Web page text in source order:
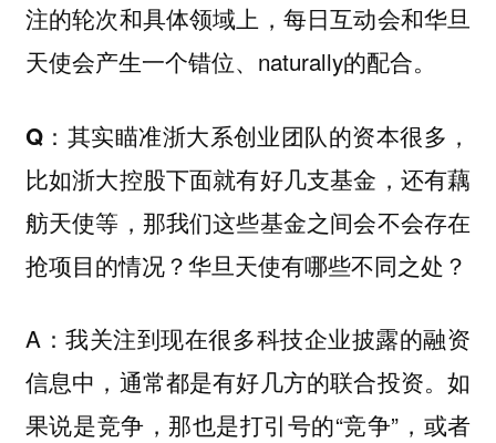
注的轮次和具体领域上，每日互动会和华旦
天使会产生一个错位、naturally的配合。
Q：其实瞄准浙大系创业团队的资本很多，
比如浙大控股下面就有好几支基金，还有藕
舫天使等，那我们这些基金之间会不会存在
抢项目的情况？华旦天使有哪些不同之处？
A：我关注到现在很多科技企业披露的融资
信息中，通常都是有好几方的联合投资。如
果说是竞争，那也是打引号的“竞争”，或者